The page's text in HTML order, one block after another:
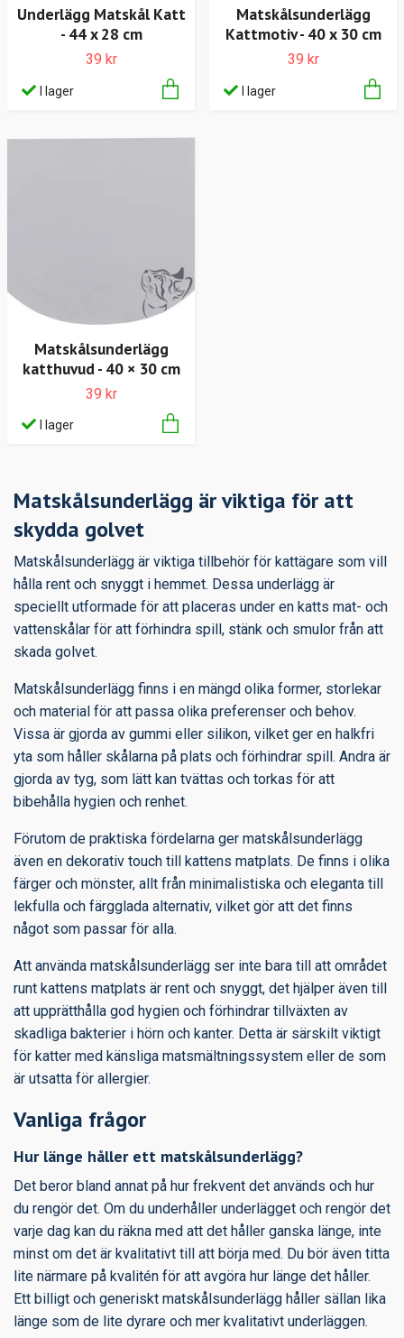
Underlägg Matskål Katt
- 44 x 28 cm
39 kr
I lager
Matskålsunderlägg
Kattmotiv - 40 x 30 cm
39 kr
I lager
Matskålsunderlägg
katthuvud - 40 × 30 cm
39 kr
I lager
Matskålsunderlägg är viktiga för att
skydda golvet
Matskålsunderlägg är viktiga tillbehör för kattägare som vill
hålla rent och snyggt i hemmet. Dessa underlägg är
speciellt utformade för att placeras under en katts mat- och
vattenskålar för att förhindra spill, stänk och smulor från att
skada golvet.
Matskålsunderlägg finns i en mängd olika former, storlekar
och material för att passa olika preferenser och behov.
Vissa är gjorda av gummi eller silikon, vilket ger en halkfri
yta som håller skålarna på plats och förhindrar spill. Andra är
gjorda av tyg, som lätt kan tvättas och torkas för att
bibehålla hygien och renhet.
Förutom de praktiska fördelarna ger matskålsunderlägg
även en dekorativ touch till kattens matplats. De finns i olika
färger och mönster, allt från minimalistiska och eleganta till
lekfulla och färgglada alternativ, vilket gör att det finns
något som passar för alla.
Att använda matskålsunderlägg ser inte bara till att området
runt kattens matplats är rent och snyggt, det hjälper även till
att upprätthålla god hygien och förhindrar tillväxten av
skadliga bakterier i hörn och kanter. Detta är särskilt viktigt
för katter med känsliga matsmältningssystem eller de som
är utsatta för allergier.
Vanliga frågor
Hur länge håller ett matskålsunderlägg?
Det beror bland annat på hur frekvent det används och hur
du rengör det. Om du underhåller underlägget och rengör det
varje dag kan du räkna med att det håller ganska länge, inte
minst om det är kvalitativt till att börja med. Du bör även titta
lite närmare på kvalitén för att avgöra hur länge det håller.
Ett billigt och generiskt matskålsunderlägg håller sällan lika
länge som de lite dyrare och mer kvalitativt underläggen.